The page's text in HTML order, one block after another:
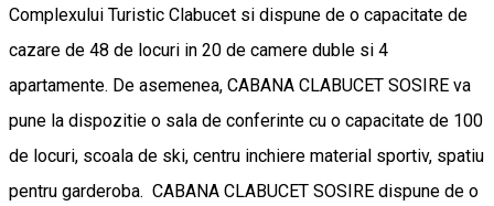
Complexului Turistic Clabucet si dispune de o capacitate de
cazare de 48 de locuri in 20 de camere duble si 4
apartamente. De asemenea, CABANA CLABUCET SOSIRE va
pune la dispozitie o sala de conferinte cu o capacitate de 100
de locuri, scoala de ski, centru inchiere material sportiv, spatiu
pentru garderoba. CABANA CLABUCET SOSIRE dispune de o